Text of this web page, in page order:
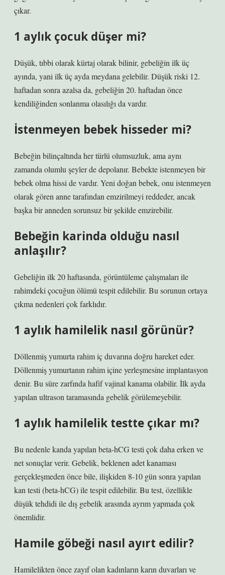
çıkar.
1 aylık çocuk düşer mi?
Düşük, tıbbi olarak kürtaj olarak bilinir, gebeliğin ilk üç
ayında, yani ilk üç ayda meydana gelebilir. Düşük riski 12.
haftadan sonra azalsa da, gebeliğin 20. haftadan önce
kendiliğinden sonlanma olasılığı da vardır.
İstenmeyen bebek hisseder mi?
Bebeğin bilinçaltında her türlü olumsuzluk, ama aynı
zamanda olumlu şeyler de depolanır. Bebekte istenmeyen bir
bebek olma hissi de vardır. Yeni doğan bebek, onu istenmeyen
olarak gören anne tarafından emzirilmeyi reddeder, ancak
başka bir anneden sorunsuz bir şekilde emzirebilir.
Bebeğin karinda olduğu nasıl
anlaşılır?
Gebeliğin ilk 20 haftasında, görüntüleme çalışmaları ile
rahimdeki çocuğun ölümü tespit edilebilir. Bu sorunun ortaya
çıkma nedenleri çok farklıdır.
1 aylık hamilelik nasıl görünür?
Döllenmiş yumurta rahim iç duvarına doğru hareket eder.
Döllenmiş yumurtanın rahim içine yerleşmesine implantasyon
denir. Bu süre zarfında hafif vajinal kanama olabilir. İlk ayda
yapılan ultrason taramasında gebelik görülemeyebilir.
1 aylık hamilelik testte çıkar mı?
Bu nedenle kanda yapılan beta-hCG testi çok daha erken ve
net sonuçlar verir. Gebelik, beklenen adet kanaması
gerçekleşmeden önce bile, ilişkiden 8-10 gün sonra yapılan
kan testi (beta-hCG) ile tespit edilebilir. Bu test, özellikle
düşük tehdidi ile dış gebelik arasında ayrım yapmada çok
önemlidir.
Hamile göbeği nasıl ayırt edilir?
Hamilelikten önce zayıf olan kadınların karın duvarları ve